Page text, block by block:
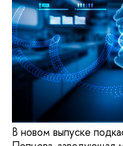
В новом выпуске